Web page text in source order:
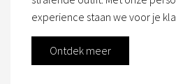
experience staan we voor je
Ontdek meer